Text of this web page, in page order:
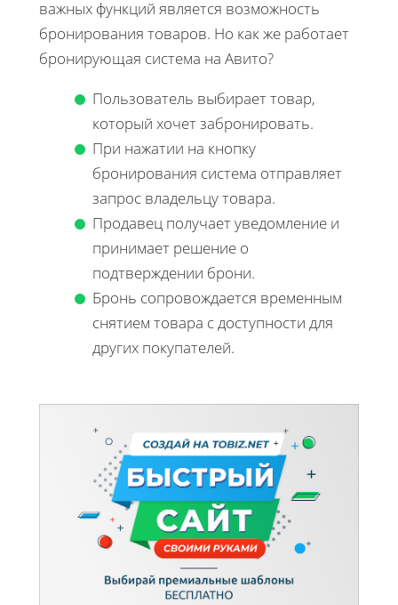
важных функций является возможность
бронирования товаров. Но как же работает
бронирующая система на Авито?
Пользователь выбирает товар,
который хочет забронировать.
При нажатии на кнопку
бронирования система отправляет
запрос владельцу товара.
Продавец получает уведомление и
принимает решение о
подтверждении брони.
Бронь сопровождается временным
снятием товара с доступности для
других покупателей.